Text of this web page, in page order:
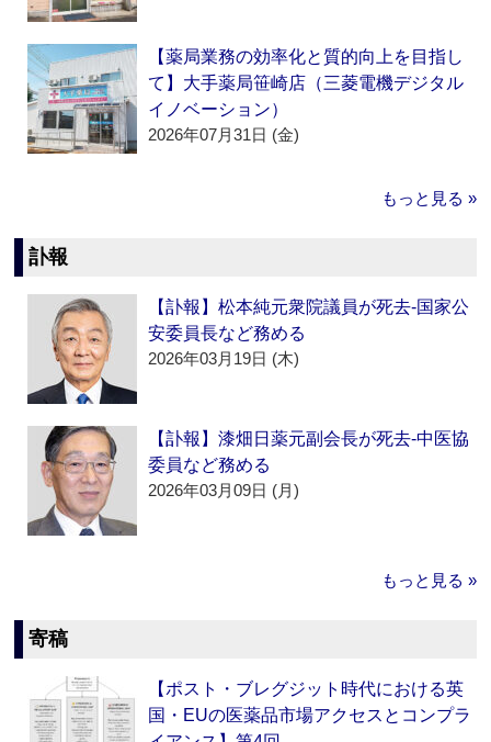
【薬局業務の効率化と質的向上を目指し
て】大手薬局笹崎店（三菱電機デジタル
イノベーション）
2026年07月31日 (金)
もっと見る »
訃報
【訃報】松本純元衆院議員が死去‐国家公
安委員長など務める
2026年03月19日 (木)
【訃報】漆畑日薬元副会長が死去‐中医協
委員など務める
2026年03月09日 (月)
もっと見る »
寄稿
【ポスト・ブレグジット時代における英
国・EUの医薬品市場アクセスとコンプラ